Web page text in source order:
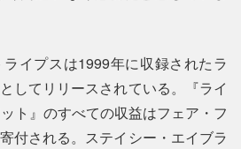
イプスは1999年に収録されたラ
してリリースされている。『ライ
ト』のすべての収益はフェア・フ
付される。ステイシー・エイブラ